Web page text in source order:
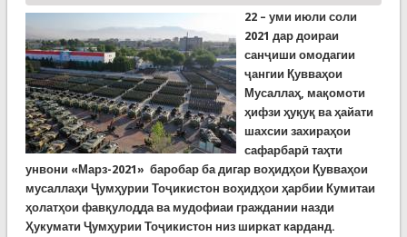
22 – уми июли соли
2021 дар доираи
санҷиши омодагии
ҷангии Қувваҳои
Мусаллаҳ, мақомоти
ҳифзи ҳуқуқ ва ҳайати
шахсии захираҳои
сафарбарӣ таҳти
унвони «Марз-2021» баробар ба дигар воҳидҳои Қувваҳои
мусаллаҳи Ҷумҳурии Тоҷикистон воҳидҳои ҳарбии Кумитаи
ҳолатҳои фавқулодда ва мудофиаи граждании назди
Ҳукумати Ҷумҳурии Тоҷикистон низ ширкат карданд.